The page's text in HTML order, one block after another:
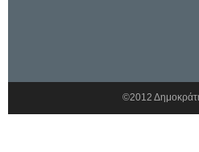
©2012